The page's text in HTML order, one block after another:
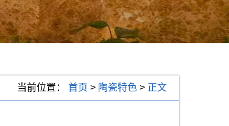
当前位置： 首页 > 陶瓷特色 > 正文